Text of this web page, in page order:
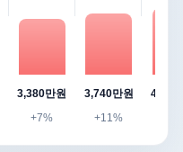
3,380만원
+7%
3,740만원
+11%
4,120